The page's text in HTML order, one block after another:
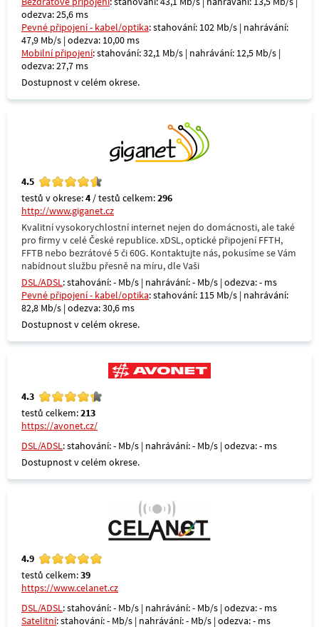
odezva: 25,6 ms
Pevné připojení - kabel/optika: stahování: 102 Mb/s | nahrávání:
47,9 Mb/s | odezva: 10,00 ms
Mobilní připojení: stahování: 32,1 Mb/s | nahrávání: 12,5 Mb/s |
odezva: 27,7 ms
Dostupnost v celém okrese.
4.5
testů v okrese:4 / testů celkem:296
http://www.giganet.cz
Kvalitní vysokorychlostní internet nejen do domácnosti, ale také
pro firmy v celé České republice. xDSL, optické připojení FFTH,
FFTB nebo bezrátové 5 či 60G. Kontaktujte nás, pokusíme se Vám
nabídnout službu přesně na míru, dle Vaši
DSL/ADSL: stahování: - Mb/s | nahrávání: - Mb/s | odezva: - ms
Pevné připojení - kabel/optika: stahování: 115 Mb/s | nahrávání:
82,8 Mb/s | odezva: 30,6 ms
Dostupnost v celém okrese.
4.3
testů celkem:213
https://avonet.cz/
DSL/ADSL: stahování: - Mb/s | nahrávání: - Mb/s | odezva: - ms
Dostupnost v celém okrese.
4.9
testů celkem:39
https://www.celanet.cz
DSL/ADSL: stahování: - Mb/s | nahrávání: - Mb/s | odezva: - ms
Satelitní: stahování: - Mb/s | nahrávání: - Mb/s | odezva: - ms